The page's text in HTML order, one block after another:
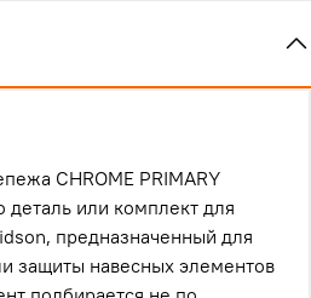
CHROME PRIMARY
деталь или комплект для
предназначенный для
защиты навесных элементов